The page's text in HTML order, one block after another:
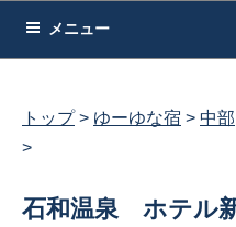
メニュー
トップ ゆーゆな宿 中部
石和温泉 ホテル